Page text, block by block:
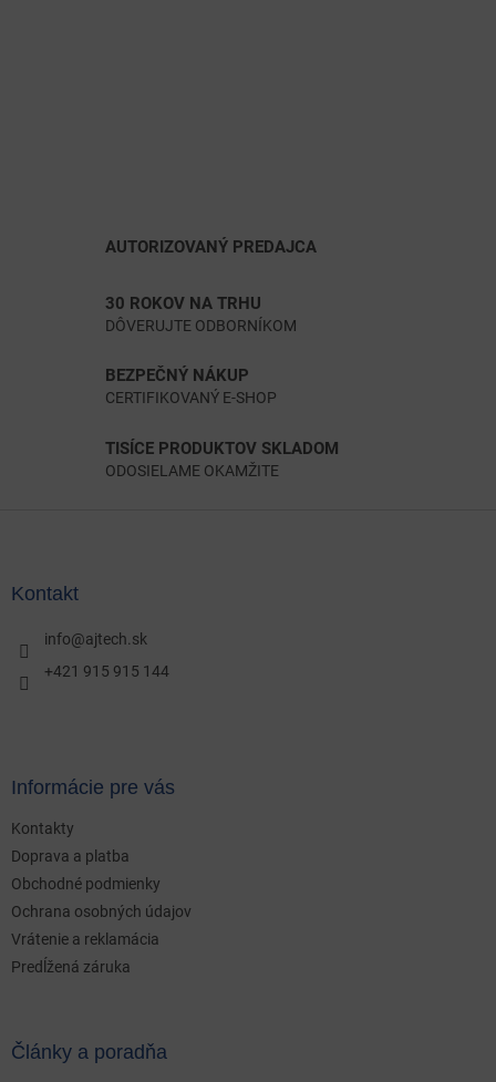
AUTORIZOVANÝ PREDAJCA
30 ROKOV NA TRHU
DÔVERUJTE ODBORNÍKOM
BEZPEČNÝ NÁKUP
CERTIFIKOVANÝ E-SHOP
TISÍCE PRODUKTOV SKLADOM
ODOSIELAME OKAMŽITE
Kontakt
info@ajtech.sk
+421 915 915 144
Informácie pre vás
Kontakty
Doprava a platba
Obchodné podmienky
Ochrana osobných údajov
Vrátenie a reklamácia
Predĺžená záruka
Články a poradňa